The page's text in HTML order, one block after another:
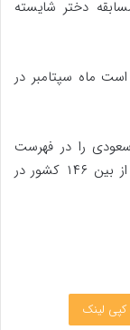
دختر شایسته
شایسته جهان در سال ۲۰۲۴ قرار است ماه سپتامبر در
سال ۲۰۲۳ عربستان سعودی را در فهرست
کشور‌های جهان از نظر شاخص فاصله جنسیتی از بین ۱۴۶ کشور در
کپی لینک